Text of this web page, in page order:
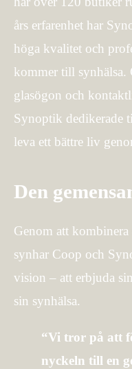
års erfarenhet har
höga kvalitet och
kommer till synhälsa.
glasögon och
Synoptik dedikerade
leva ett bättre liv
Den
Genom att
synhar Coop och
vision – att erbjuda
sin synhälsa.
“Vi tror på att
nyckeln till en